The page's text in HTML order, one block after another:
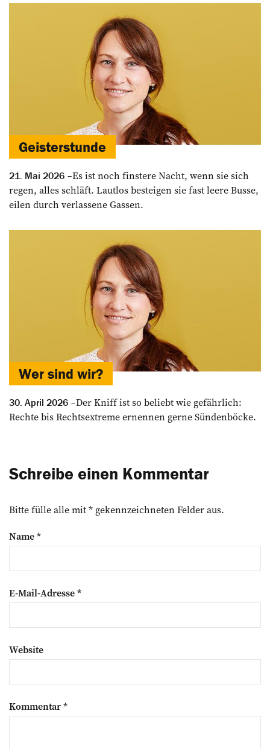
Geisterstunde
21. Mai 2026
Es ist noch finstere Nacht, wenn sie sich
regen, alles schläft. Lautlos besteigen sie fast leere Busse,
eilen durch verlassene Gassen.
Wer sind wir?
30. April 2026
Der Kniff ist so beliebt wie gefährlich:
Rechte bis Rechtsextreme ernennen gerne Sünden­böcke.
Schreibe einen Kommentar
Bitte fülle alle mit * gekennzeichneten Felder aus.
Name*
E-Mail-Adresse*
Website
Kommentar*